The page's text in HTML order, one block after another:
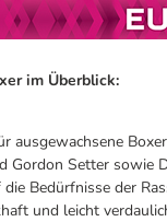
im Überblick:
ausgewachsene
Gordon Setter sowie
die Bedürfnisse der
und leicht